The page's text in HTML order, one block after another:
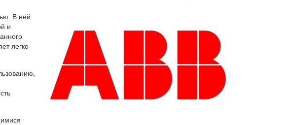
В ней
и
легко